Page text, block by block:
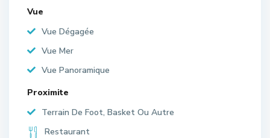
Vue
Vue Dégagée
Vue Mer
Vue Panoramique
Proximite
Terrain De Foot, Basket Ou Autre
Restaurant